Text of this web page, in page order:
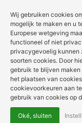
Wij gebruiken cookies
mogelijk te maken en u
Europese wetgeving
functioneel of niet
privacygevoelig kunnen
soorten cookies. Door
gebruik te blijven
het plaatsen van
cookievoorkeuren aan
gebruik van cookies op
Oké, sluiten